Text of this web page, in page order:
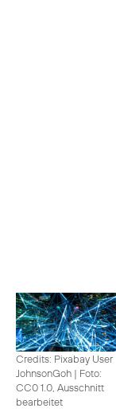
Credits: Pixabay User
JohnsonGoh | Foto:
CC0 1.0, Ausschnitt
bearbeitet